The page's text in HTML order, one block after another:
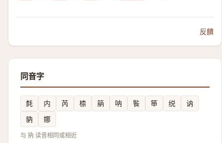
反饋
同音字
㲡 内 芮 㮏 䈫 呐 䭆 笚 䌼
讷
豽
娜
与 抐 读音相同或相近